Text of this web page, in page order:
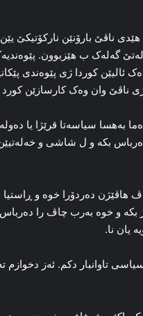
ناڤێ بارۆنێن نارکۆتیکێ
گه‌له‌ک ب هێزبوون.
کوردا ژی پێوه‌ندی
ناڤێ وان وه‌ک کارسازێن
سیاسه‌تا قرێژا یا
بکه‌ و ل شاشی و
ھاڤێژن ده‌ردۆرا خوه‌ و
و خوه‌ به‌رب چاڤ را ده‌رباس
یان نا.
تاوانبار دکم. ئه‌ز دخوازم